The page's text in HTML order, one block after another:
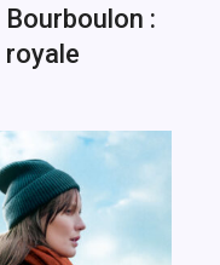
:
royale